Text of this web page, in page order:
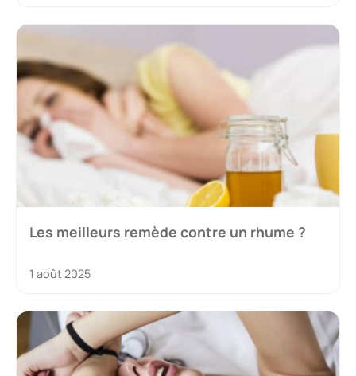
Les meilleurs remède contre un rhume ?
1 août 2025